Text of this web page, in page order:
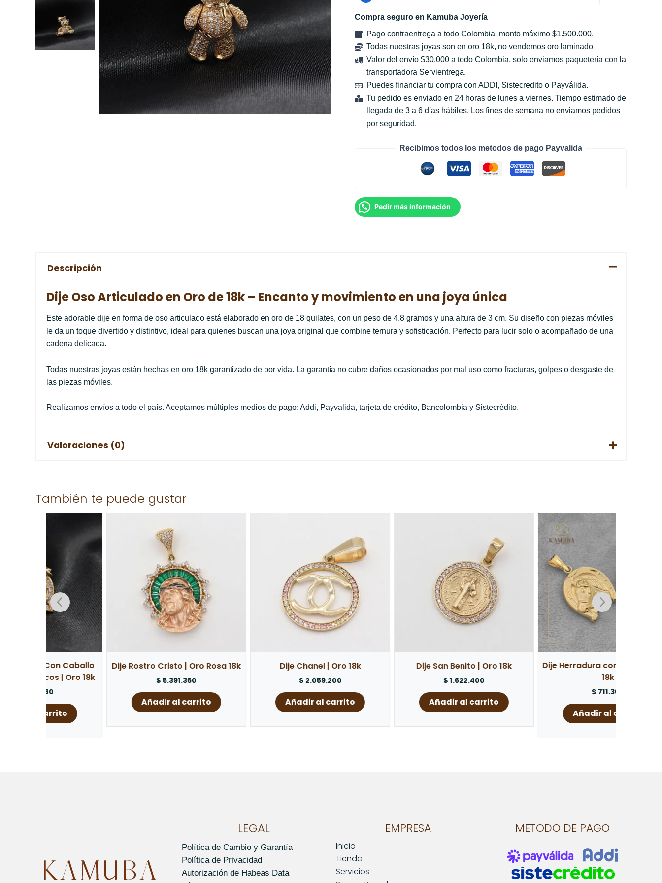
Compra seguro en Kamuba Joyería
Pago contraentrega a todo Colombia, monto máximo $1.500.000.
Todas nuestras joyas son en oro 18k, no vendemos oro laminado
Valor del envío $30.000 a todo Colombia, solo enviamos paquetería con la
transportadora Servientrega.
Puedes financiar tu compra con ADDI, Sistecredito o Payválida.
Tu pedido es enviado en 24 horas de lunes a viernes. Tiempo estimado de
llegada de 3 a 6 días hábiles. Los fines de semana no enviamos pedidos
por seguridad.
Recibimos todos los metodos de pago Payvalida
Pedir más información
Descripción
Dije Oso Articulado en Oro de 18k – Encanto y movimiento en una joya única
Este adorable dije en forma de oso articulado está elaborado en oro de 18 quilates, con un peso de 4.8 gramos y una altura de 3 cm. Su diseño con piezas móviles
le da un toque divertido y distintivo, ideal para quienes buscan una joya original que combine ternura y sofisticación. Perfecto para lucir solo o acompañado de una
cadena delicada.
Todas nuestras joyas están hechas en oro 18k garantizado de por vida. La garantía no cubre daños ocasionados por mal uso como fracturas, golpes o desgaste de
las piezas móviles.
Realizamos envíos a todo el país. Aceptamos múltiples medios de pago: Addi, Payvalida, tarjeta de crédito, Bancolombia y Sistecrédito.
Valoraciones (0)
Solo los usuarios registrados que hayan comprado este producto pueden hacer una valoración.
También te puede gustar
Dije Rostro Cristo | Oro Rosa 18k
Añadir al carrito
Dije Chanel | Oro 18k
Añadir al carrito
Dije San Benito | Oro 18k
Añadir al carrito
Dije Herradura con Caballo | Oro
Añadir al carrito
LEGAL
Política de Cambio y Garantía
Política de Privacidad
Autorización de Habeas Data
EMPRESA
Inicio
Tienda
Servicios
METODO DE PAGO